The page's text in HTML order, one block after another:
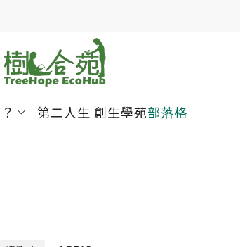
第二人生 創生學苑部落格